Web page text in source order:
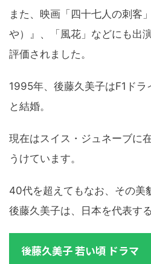
また、映画「四十七人の刺客
や）』、「風花」などにも出
評価されました。
1995年、後藤久美子はF1ド
と結婚。
現在はスイス・ジュネーブに
うけています。
40代を超えてもなお、その美
後藤久美子は、日本を代表す
後藤久美子 若い頃 ドラマ